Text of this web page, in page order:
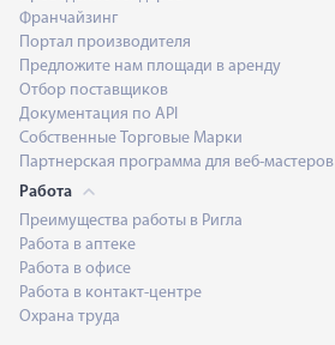
Франчайзинг
Портал производителя
Предложите нам площади в аренду
Отбор поставщиков
Документация по API
Собственные Торговые Марки
Партнерская программа для веб-мастеров
Работа
Преимущества работы в Ригла
Работа в аптеке
Работа в офисе
Работа в контакт-центре
Охрана труда